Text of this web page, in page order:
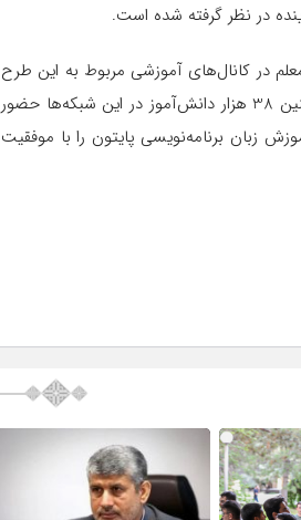
در نظر گرفته شده است.
برخی آمارهای اجرای طرح اشاره کرد و گفت: تاکنون حدود 179 هزار معلم در کانال‌های آموزشی مربوط به این طرح
عضو شده‌اند و بیش از 317 هزار دانش‌آموز نیز سامانه آموزشی را نصب کرده‌اند. همچنین 38 هزار دانش‌آموز در این شبکه‌ها حضور
توانسته‌اند دوره آموزش زبان برنامه‌نویسی پایتون را با موفقیت